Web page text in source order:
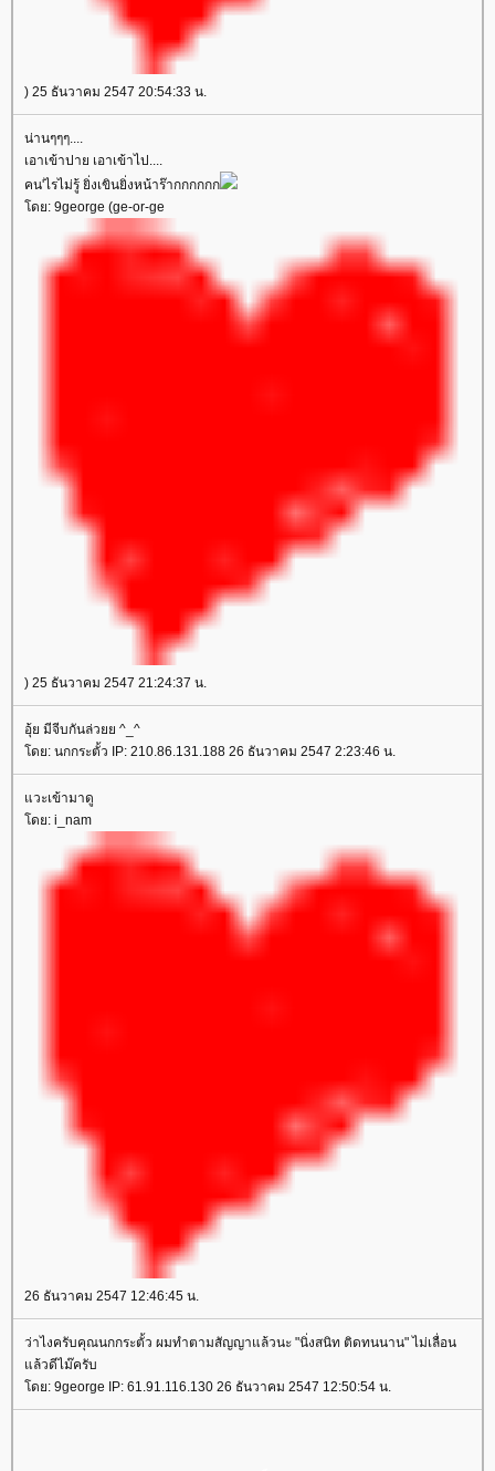
) 25 ธันวาคม 2547 20:54:33 น.
น่านๆๆๆ....
เอาเข้าปาย เอาเข้าไป....
คน'ไรไม่รู้ ยิ่งเขินยิ่งหน้าร๊ากกกกกก
ดย: 9george (ge-or-ge
) 25 ธันวาคม 2547 21:24:37 น.
อุ้ย มีจีบกันล่วยย ^_^
ดย: นกกระตั้ว IP: 210.86.131.188 26 ธันวาคม 2547 2:23:46 น.
วะเข้ามาดู
ดย: i_nam
26 ธันวาคม 2547 12:46:45 น.
ว่าไงครับคุณนกกระตั้ว ผมทำตามสัญญาแล้วนะ "นิ่งสนิท ติดทนนาน" ไม่เลื่อน
ล้วดีไม๊ครับ
ดย: 9george IP: 61.91.116.130 26 ธันวาคม 2547 12:50:54 น.